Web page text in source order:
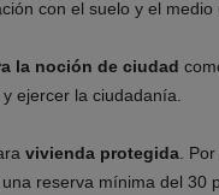
con el suelo y el medio
la noción de ciudad
ejercer la ciudadanía.
vivienda protegida .
reserva mínima del 30